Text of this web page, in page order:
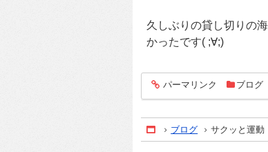
久しぶりの貸し切りの
かったです( ;∀;)
entry434
パーマリンク ブログ
Home
ブログ サクッと運動